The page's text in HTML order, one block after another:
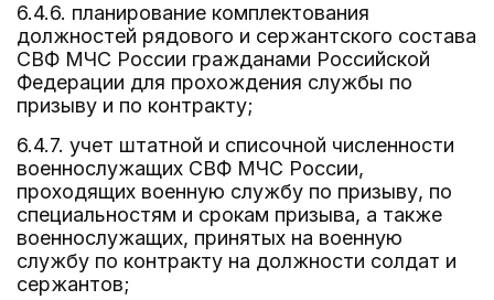
6.4.6. планирование комплектования
должностей рядового и сержантского состава
СВФ МЧС России гражданами Российской
Федерации для прохождения службы по
призыву и по контракту;
6.4.7. учет штатной и списочной численности
военнослужащих СВФ МЧС России,
проходящих военную службу по призыву, по
специальностям и срокам призыва, а также
военнослужащих, принятых на военную
службу по контракту на должности солдат и
сержантов;